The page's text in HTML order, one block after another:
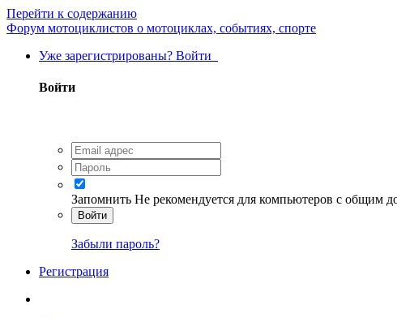
Перейти к содержанию
Форум мотоциклистов о мотоциклах, событиях, спорте
Уже зарегистрированы? Войти
Войти
Запомнить Не рекомендуется для компьютеров с общим
Войти
Забыли пароль?
Регистрация